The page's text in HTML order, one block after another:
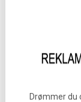
Drømmer du